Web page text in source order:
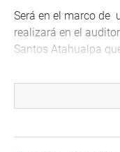
Será en el marco de
realizará en el
Santos Atahualpa
para cada alumno;
el segundo puesto y